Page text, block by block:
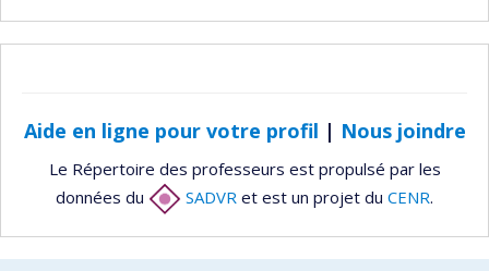
Aide en ligne pour votre profil | Nous joindre
Le Répertoire des professeurs est propulsé par les
données du
SADVR et est un projet du CENR.